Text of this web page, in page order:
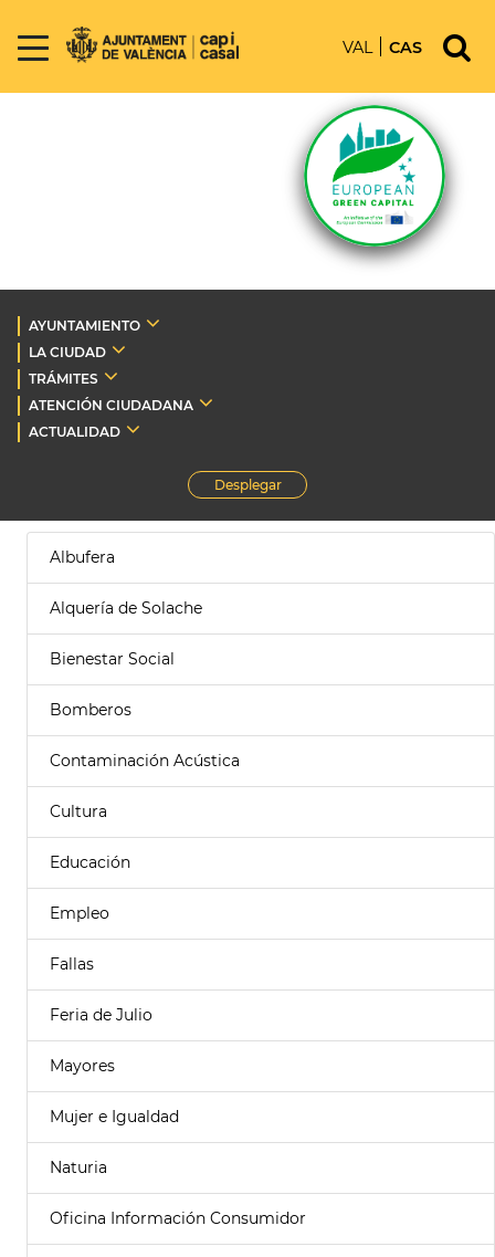
VAL CAS
AYUNTAMIENTO
LA CIUDAD
TRÁMITES
ATENCIÓN CIUDADANA
ACTUALIDAD
Desplegar
Albufera
Alquería de Solache
Bienestar Social
Bomberos
Contaminación Acústica
Cultura
Educación
Empleo
Fallas
Feria de Julio
Mayores
Mujer e Igualdad
Naturia
Oficina Información Consumidor